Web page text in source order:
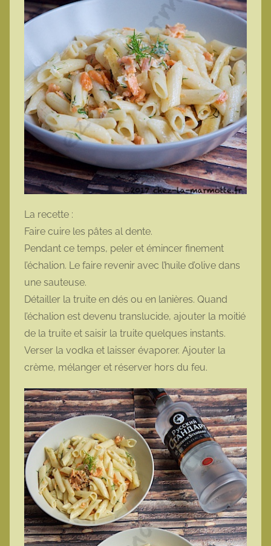
La recette :
Faire cuire les pâtes al dente.
Pendant ce temps, peler et émincer finement
l’échalion. Le faire revenir avec l’huile d’olive dans
une sauteuse.
Détailler la truite en dés ou en lanières. Quand
l’échalion est devenu translucide, ajouter la moitié
de la truite et saisir la truite quelques instants.
Verser la vodka et laisser évaporer. Ajouter la
crème, mélanger et réserver hors du feu.